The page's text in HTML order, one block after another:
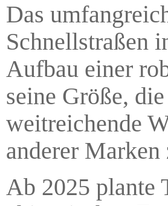
Das
Schnellstraßen
Aufbau einer
seine Größe,
weitreichende
anderer
Ab 2025 plante